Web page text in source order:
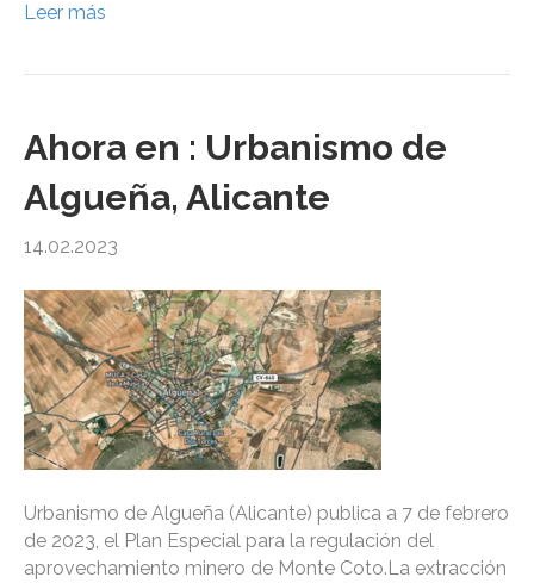
Leer más
Ahora en : Urbanismo de
Algueña, Alicante
14.02.2023
Urbanismo de Algueña (Alicante) publica a 7 de febrero
de 2023, el Plan Especial para la regulación del
aprovechamiento minero de Monte Coto.La extracción